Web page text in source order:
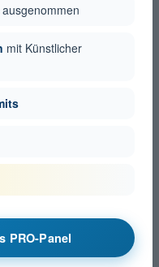
mit Künstlicher
PRO-Panel